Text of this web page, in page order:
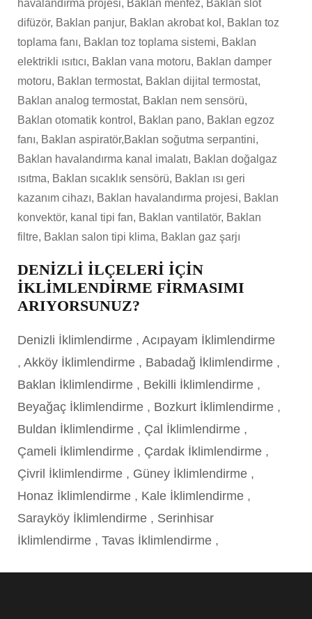
havalandırma projesi, Baklan menfez, Baklan slot
difüzör, Baklan panjur, Baklan akrobat kol, Baklan toz
toplama fanı, Baklan toz toplama sistemi, Baklan
elektrikli ısıtıcı, Baklan vana motoru, Baklan damper
motoru, Baklan termostat, Baklan dijital termostat,
Baklan analog termostat, Baklan nem sensörü,
Baklan otomatik kontrol, Baklan pano, Baklan egzoz
fanı, Baklan aspiratör,Baklan soğutma serpantini,
Baklan havalandırma kanal imalatı, Baklan doğalgaz
ısıtma, Baklan sıcaklık sensörü, Baklan ısı geri
kazanım cihazı, Baklan havalandırma projesi, Baklan
konvektör, kanal tipi fan, Baklan vantilatör, Baklan
filtre, Baklan salon tipi klima, Baklan gaz şarjı
DENİZLİ İLÇELERİ İÇİN
İKLİMLENDİRME FİRMASIMI
ARIYORSUNUZ?
Denizli İklimlendirme , Acıpayam İklimlendirme
, Akköy İklimlendirme , Babadağ İklimlendirme ,
Baklan İklimlendirme , Bekilli İklimlendirme ,
Beyağaç İklimlendirme , Bozkurt İklimlendirme ,
Buldan İklimlendirme , Çal İklimlendirme ,
Çameli İklimlendirme , Çardak İklimlendirme ,
Çivril İklimlendirme , Güney İklimlendirme ,
Honaz İklimlendirme , Kale İklimlendirme ,
Sarayköy İklimlendirme , Serinhisar
İklimlendirme , Tavas İklimlendirme ,